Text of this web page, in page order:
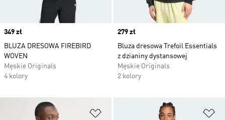
Price
349 zł
BLUZA DRESOWA FIREBIRD
WOVEN
Męskie Originals
4 kolory
Price
279 zł
Bluza dresowa Trefoil Essentials
z dzianiny dystansowej
Męskie Originals
2 kolory
Dodaj do listy życzeń